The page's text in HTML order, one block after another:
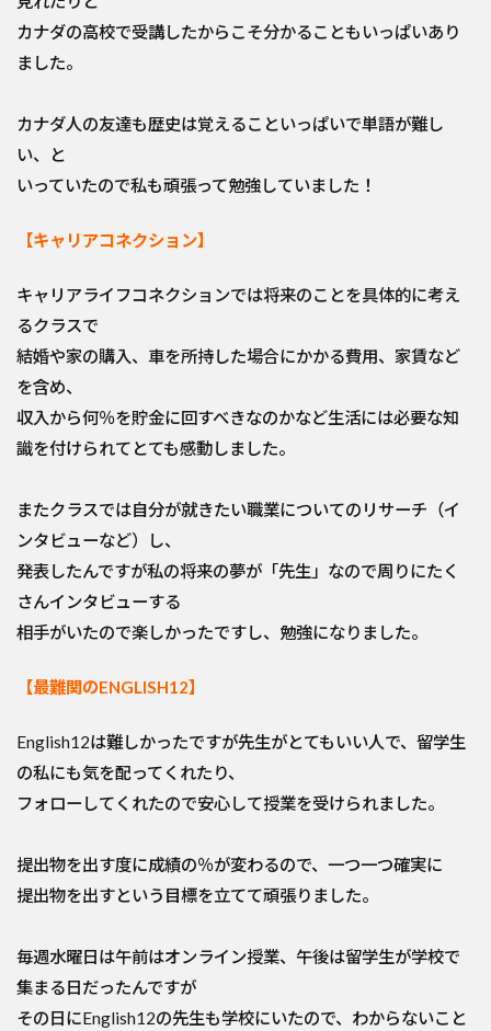
カナダの高校で受講したからこそ分かることもいっぱいあり
ました。
カナダ人の友達も歴史は覚えることいっぱいで単語が難し
い、と
いっていたので私も頑張って勉強していました！
【キャリアコネクション】
キャリアライフコネクションでは将来のことを具体的に考え
るクラスで
結婚や家の購入、車を所持した場合にかかる費用、家賃など
を含め、
収入から何％を貯金に回すべきなのかなど生活には必要な知
識を付けられてとても感動しました。
またクラスでは自分が就きたい職業についてのリサーチ（イ
ンタビューなど）し、
発表したんですが私の将来の夢が「先生」なので周りにたく
さんインタビューする
相手がいたので楽しかったですし、勉強になりました。
【最難関のENGLISH12】
English12は難しかったですが先生がとてもいい人で、留学生
の私にも気を配ってくれたり、
フォローしてくれたので安心して授業を受けられました。
提出物を出す度に成績の％が変わるので、一つ一つ確実に
提出物を出すという目標を立てて頑張りました。
毎週水曜日は午前はオンライン授業、午後は留学生が学校で
集まる日だったんですが
その日にEnglish12の先生も学校にいたので、わからないこと